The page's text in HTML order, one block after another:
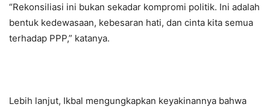
“Rekonsiliasi ini bukan sekadar kompromi politik. Ini adalah
bentuk kedewasaan, kebesaran hati, dan cinta kita semua
terhadap PPP,” katanya.
Lebih lanjut, Ikbal mengungkapkan keyakinannya bahwa